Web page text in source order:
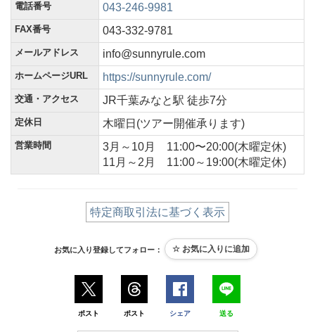
電話番号 043-246-9981
FAX番号 043-332-9781
メールアドレス info@sunnyrule.com
ホームページURL https://sunnyrule.com/
交通・アクセス JR千葉みなと駅 徒歩7分
定休日 木曜日(ツアー開催承ります)
営業時間
3月～10月 11:00〜20:00(木曜定休)
11月～2月 11:00～19:00(木曜定休)
特定商取引法に基づく表示
お気に入り登録してフォロー：
ポスト ポスト シェア 送る